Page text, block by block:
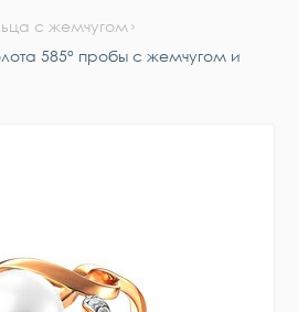
с жемчугом
585° пробы с жемчугом и